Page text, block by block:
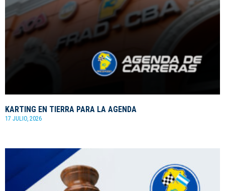
KARTING EN TIERRA PARA LA AGENDA
17 JULIO, 2026